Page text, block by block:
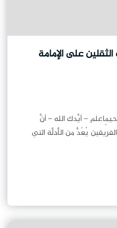
على الإمامة
– أيَّدك الله – أنَّ
يُعَدُّ من الأدلَّة التي